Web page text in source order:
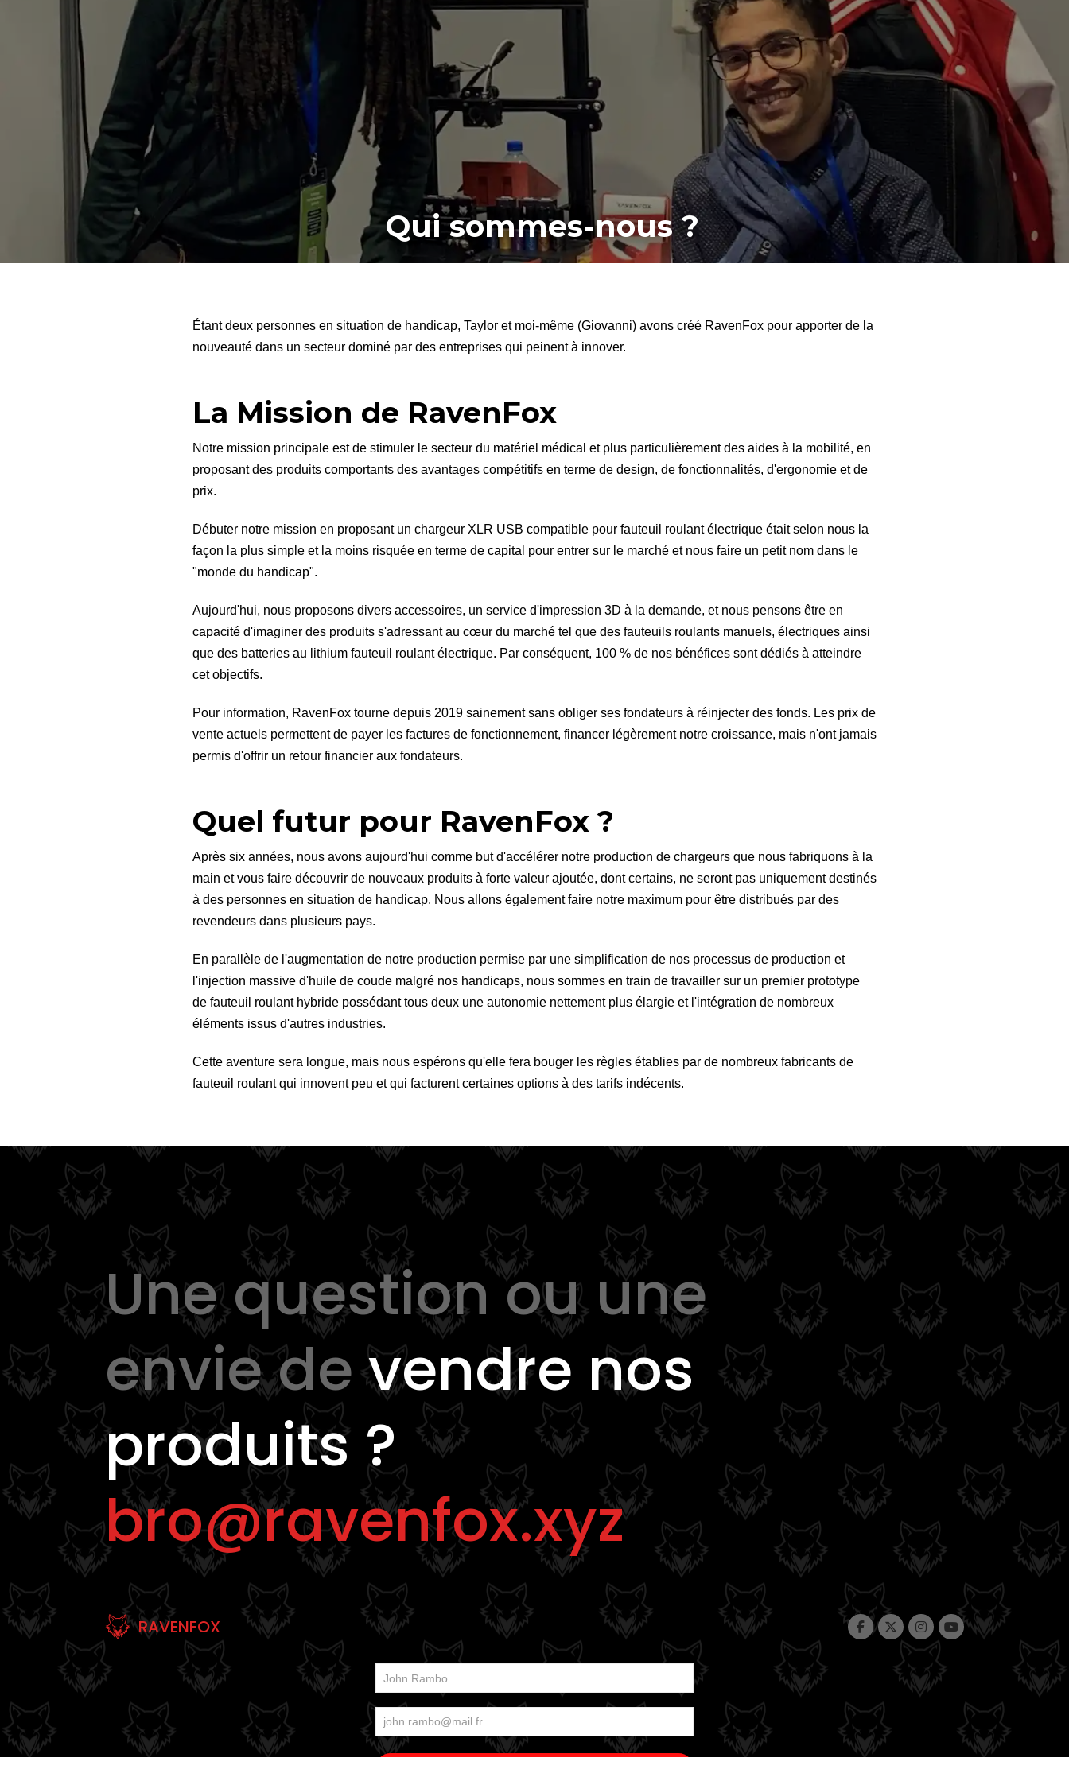
Qui sommes-nous ?
Étant deux personnes en situation de handicap, Taylor et moi-même (Giovanni) avons créé RavenFox pour apporter de la
nouveauté dans un secteur dominé par des entreprises qui peinent à innover.
La Mission de RavenFox
Notre mission principale est de stimuler le secteur du matériel médical et plus particulièrement des aides à la mobilité, en
proposant des produits comportants des avantages compétitifs en terme de design, de fonctionnalités, d'ergonomie et de
prix.
Débuter notre mission en proposant un chargeur XLR USB compatible pour fauteuil roulant électrique était selon nous la
façon la plus simple et la moins risquée en terme de capital pour entrer sur le marché et nous faire un petit nom dans le
"monde du handicap".
Aujourd'hui, nous proposons divers accessoires, un service d'impression 3D à la demande, et nous pensons être en
capacité d'imaginer des produits s'adressant au cœur du marché tel que des fauteuils roulants manuels, électriques ainsi
que des batteries au lithium fauteuil roulant électrique. Par conséquent, 100 % de nos bénéfices sont dédiés à atteindre
cet objectifs.
Pour information, RavenFox tourne depuis 2019 sainement sans obliger ses fondateurs à réinjecter des fonds. Les prix de
vente actuels permettent de payer les factures de fonctionnement, financer légèrement notre croissance, mais n'ont jamais
permis d'offrir un retour financier aux fondateurs.
Quel futur pour RavenFox ?
Après six années, nous avons aujourd'hui comme but d'accélérer notre production de chargeurs que nous fabriquons à la
main et vous faire découvrir de nouveaux produits à forte valeur ajoutée, dont certains, ne seront pas uniquement destinés
à des personnes en situation de handicap. Nous allons également faire notre maximum pour être distribués par des
revendeurs dans plusieurs pays.
En parallèle de l'augmentation de notre production permise par une simplification de nos processus de production et
l'injection massive d'huile de coude malgré nos handicaps, nous sommes en train de travailler sur un premier prototype
de fauteuil roulant hybride possédant tous deux une autonomie nettement plus élargie et l'intégration de nombreux
éléments issus d'autres industries.
Cette aventure sera longue, mais nous espérons qu'elle fera bouger les règles établies par de nombreux fabricants de
fauteuil roulant qui innovent peu et qui facturent certaines options à des tarifs indécents.
Une question ou une
envie devendre nos
produits ?
bro@ravenfox.xyz
RAVENFOX